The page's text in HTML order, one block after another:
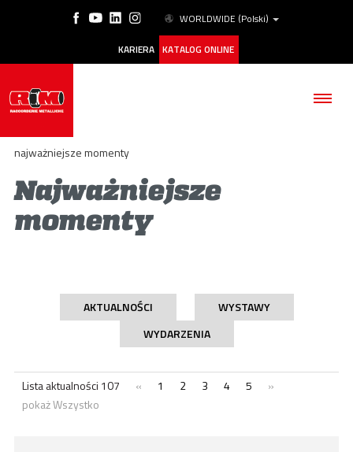
WORLDWIDE (Polski)
KARIERA KATALOG ONLINE
FIRMA
NASZE HISTORIE
BIM
najważniejsze momenty
Najważniejsze
momenty
AKTUALNOŚCI
WYSTAWY
WYDARZENIA
Lista aktualności 107 « 1 2 3 4 5
»
pokaż Wszystko